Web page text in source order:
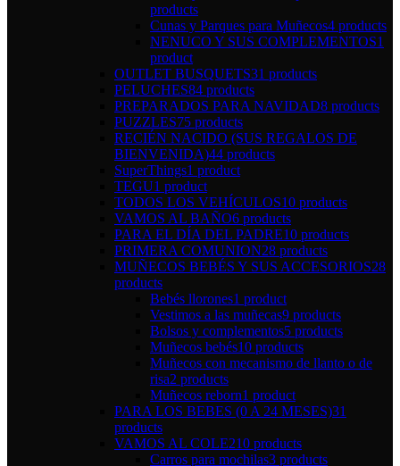
products
Cunas y Parques para Muñecos4 products
NENUCO Y SUS COMPLEMENTOS1
product
OUTLET BUSQUETS31 products
PELUCHES84 products
PREPARADOS PARA NAVIDAD8 products
PUZZLES75 products
RECIÉN NACIDO (SUS REGALOS DE
BIENVENIDA)44 products
SuperThings1 product
TEGU1 product
TODOS LOS VEHÍCULOS10 products
VAMOS AL BAÑO6 products
PARA EL DÍA DEL PADRE10 products
PRIMERA COMUNION28 products
MUÑECOS BEBÉS Y SUS ACCESORIOS28
products
Bebés llorones1 product
Vestimos a las muñecas9 products
Bolsos y complementos5 products
Muñecos bebés10 products
Muñecos con mecanismo de llanto o de
risa2 products
Muñecos reborn1 product
PARA LOS BEBES (0 A 24 MESES)31
products
VAMOS AL COLE210 products
Carros para mochilas3 products